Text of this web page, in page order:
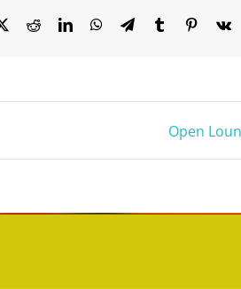
X RedditLinkedInWhatsApp
TelegramTumblrPinterest
Vk
Open